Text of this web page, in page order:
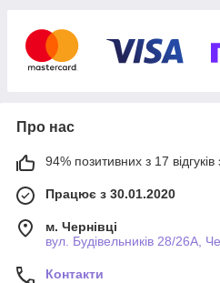
Переваги співпраці
Великий склад з наявністю
Вам не доведеться довго
Про нас
94% позитивних з 17 відгуків
Працює з 30.01.2020
м. Чернівці
вул. Будівельників 28/26А,
Контакти